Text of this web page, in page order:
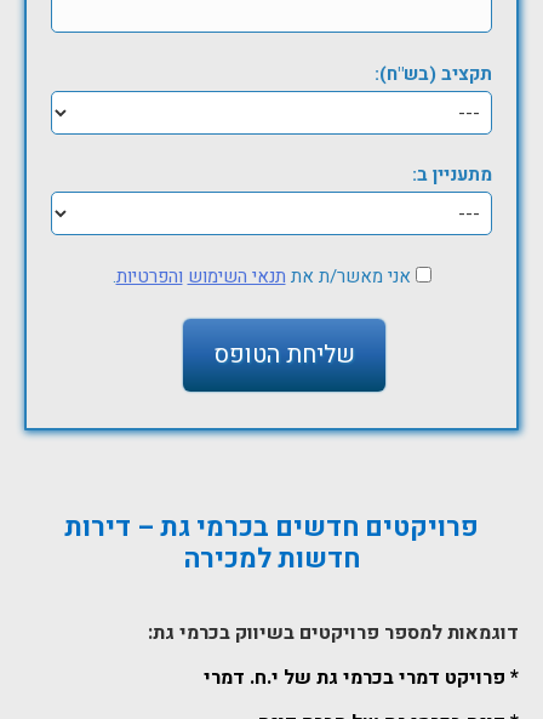
תקציב (בש"ח):
מתעניין ב:
אני מאשר/ת את תנאי השימוש והפרטיות.
פרויקטים חדשים בכרמי גת – דירות
חדשות למכירה
דוגמאות למספר פרויקטים בשיווק בכרמי גת:
* פרויקט דמרי בכרמי גת של י.ח. דמרי